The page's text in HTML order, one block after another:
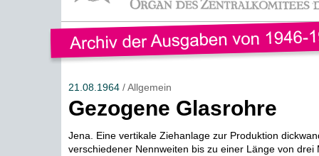
21.08.1964/ Allgemein
Gezogene Glasrohre
Jena. Eine vertikale Ziehanlage zur Produktion
verschiedener Nennweiten bis zu einer Länge von drei